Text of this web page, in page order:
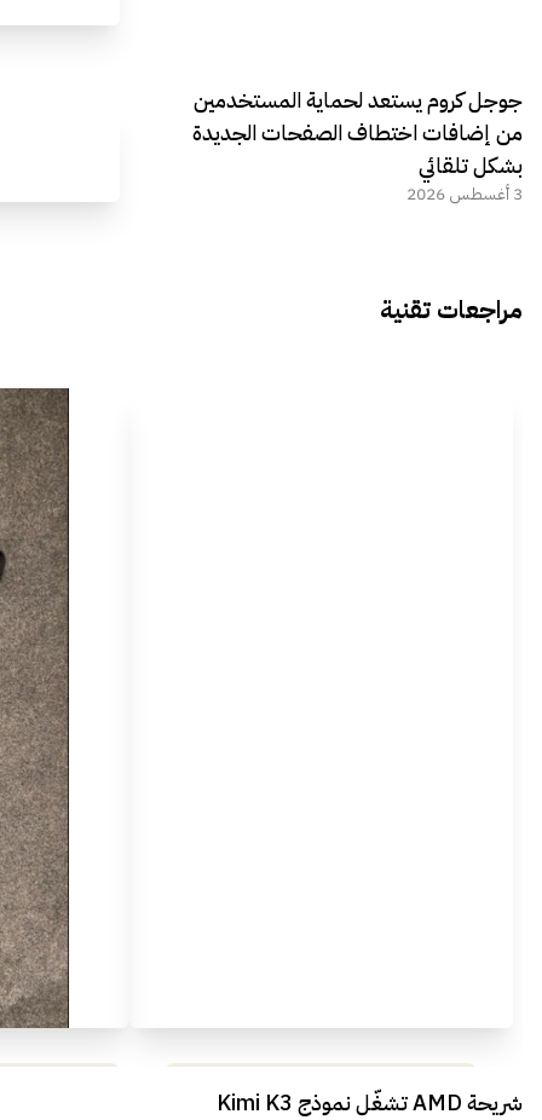
جوجل كروم يستعد لحماية المستخدمين
من إضافات اختطاف الصفحات الجديدة
بشكل تلقائي
3 أغسطس 2026
مراجعات تقنية
مراجعة شاملة لعملاق الألعاب
شريحة AMD تشغّل نموذج Kimi K3